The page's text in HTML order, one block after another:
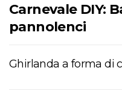
Carnevale DIY:
pannolenci
Ghirlanda a forma di